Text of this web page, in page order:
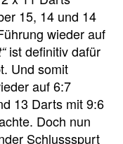
15, 14 und 14
wieder auf
ist definitiv dafür
Und somit
auf 6:7
13 Darts mit 9:6
Doch nun
Schlussspurt